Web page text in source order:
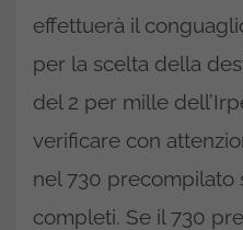
effettuerà il
per la scelta della
del 2 per mille
verificare con
nel 730 precompilato
completi. Se il 730